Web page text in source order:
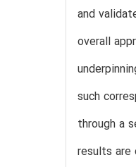
and
overall
such
through a
results are